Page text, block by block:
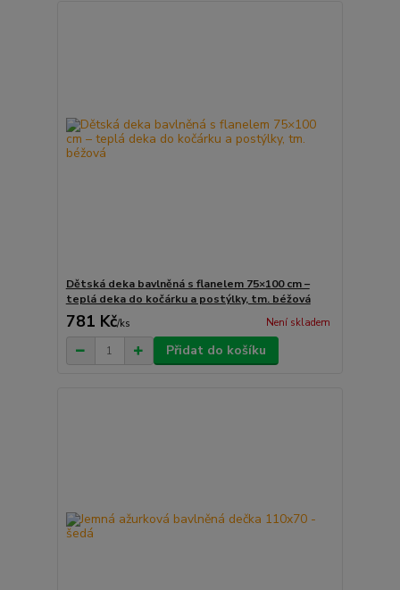
Dětská deka bavlněná s flanelem 75×100 cm –
teplá deka do kočárku a postýlky, tm. béžová
781 Kč/ks Není skladem
Přidat do košíku